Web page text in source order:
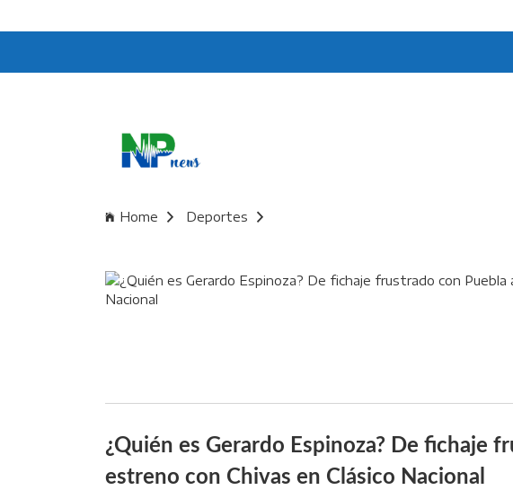
Home Deportes
¿Quién es Gerardo Espinoza? De fichaje
estreno con Chivas en Clásico Nacional